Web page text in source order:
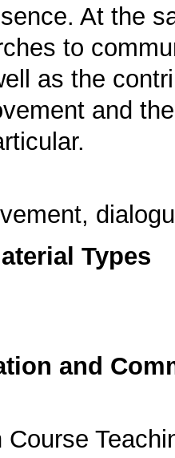
At the
to
as the
and
Types
and